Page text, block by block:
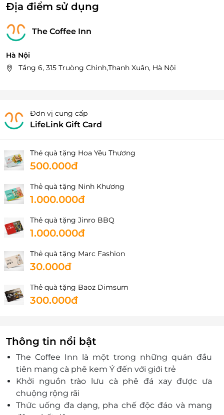
Địa điểm sử dụng
The Coffee Inn
Hà Nội
Tầng 6, 315 Truòng Chinh,Thanh Xuân, Hà Nội
Đơn vị cung cấp
LifeLink Gift Card
Thẻ quà tặng Hoa Yêu Thương
500.000đ
Thẻ quà tặng Ninh Khương
1.000.000đ
Thẻ quà tặng Jinro BBQ
1.000.000đ
Thẻ quà tặng Marc Fashion
30.000đ
Thẻ quà tặng Baoz Dimsum
300.000đ
Thông tin nổi bật
The Coffee Inn là một trong những quán đầu
tiên mang cà phê kem Ý đến với giới trẻ
Khởi nguồn trào lưu cà phê đá xay được ưa
chuộng rộng rãi
Thức uống đa dạng, pha chế độc đáo và mang